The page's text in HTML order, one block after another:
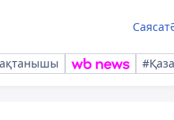
Саясат